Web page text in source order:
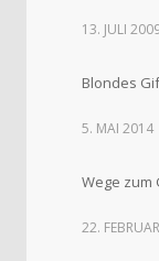
13. JULI
Blondes
5. MAI 2014
Wege zum
22.